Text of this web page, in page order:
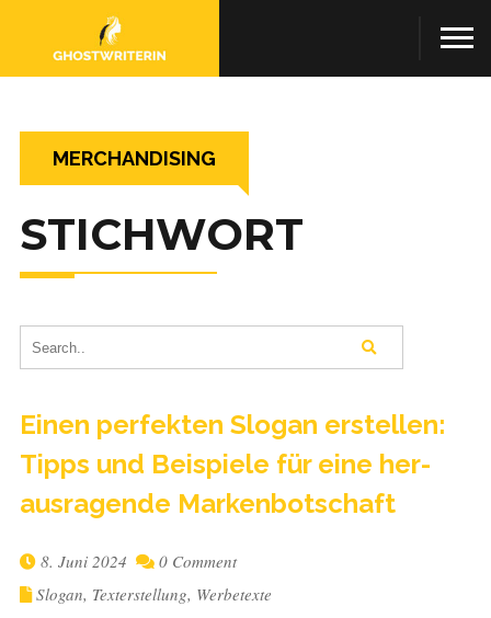
MERCHANDISING
STICHWORT
Einen per­fek­ten Slo­gan erstel­len:
Tipps und Bei­spiele für eine her­
aus­ra­gende Markenbotschaft
8. Juni 2024
0 Comment
Slogan, Texterstellung, Werbetexte